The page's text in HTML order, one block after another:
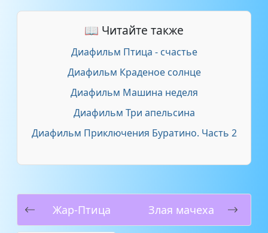
📖 Читайте также
Диафильм Птица - счастье
Диафильм Краденое солнце
Диафильм Машина неделя
Диафильм Три апельсина
Диафильм Приключения Буратино. Часть 2
Жар-Птица Злая мачеха